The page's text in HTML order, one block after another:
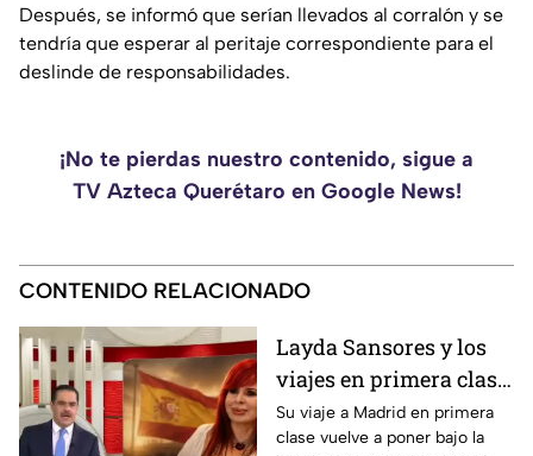
Después, se informó que serían llevados al corralón y se
tendría que esperar al peritaje correspondiente para el
deslinde de responsabilidades.
¡No te pierdas nuestro contenido, sigue a
TV Azteca Querétaro en Google News!
CONTENIDO RELACIONADO
Layda Sansores y los
viajes en primera clase
que reavivan el debate
sobre la austeridad
Su viaje a Madrid en primera
clase vuelve a poner bajo la